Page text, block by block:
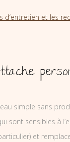
d’entretien et les
simple sans
sont sensibles à
et